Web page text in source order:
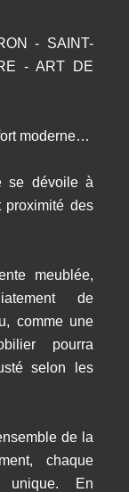
- SAINT-
- ART DE
moderne…
se dévoile à
proximité des
meublée,
de
comme une
pourra
selon les
de la
chaque
unique. En